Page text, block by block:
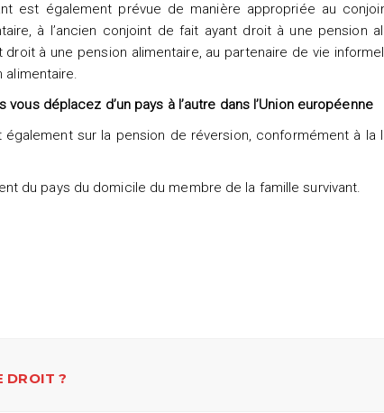
est également prévue de manière appropriée au
à l’ancien conjoint de fait ayant droit à une pension
à une pension alimentaire, au partenaire de vie
alimentaire.
déplacez d’un pays à l’autre dans l’Union européenne
sur la pension de réversion, conformément à la
du pays du domicile du membre de la famille survivant.
DROIT ?